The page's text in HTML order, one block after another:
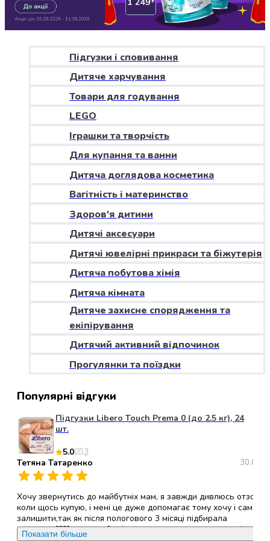
Ром
Текіла
мескаль
і
наливки
Настоянки,
бальзами,
біттери
і
азійський
алкоголь
Слабоалкогольні
напої
Сидри
меди
Подарункові
набори
алкоголю
Продукти
Бакалія
Олія
Сухі
сніданки
приготування
Спеції
та
приправи
Цукор
Все
для
Підгузки і сповивання
Дитяче харчування
Товари для годування
LEGO
Іграшки та творчість
Для купання та ванни
Дитяча доглядова косметика
Вагітність і материнство
Здоров'я дитини
Дитячі аксесуари
Дитячі ювелірні прикраси та біжутерія
Дитяча побутова хімія
Дитяча кімната
Дитяче захисне спорядження та
екіпірування
Дитячий активний відпочинок
Прогулянки та поїздки
Популярні відгуки
Підгузки Libero Touch Prema 0 (до 2.5 кг), 24
шт.
5.0
3
Тетяна Татаренко
Хочу звернутись до майбутніх мам, я завжди дивлюсь отзови
коли щось купую, і мені це дуже допомагає тому хочу і сама
залишити,так як після пологового 3 місяці підбирала
памперси????, хочу щоб всі ви звернули увагу саме на ці
Показати більше